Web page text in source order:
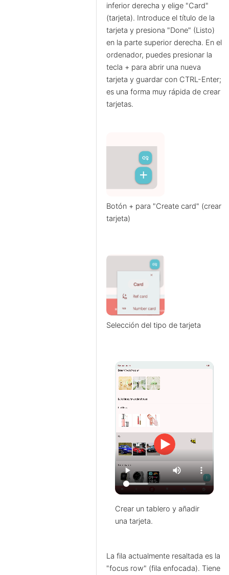
inferior derecha y elige "Card"
(tarjeta). Introduce el título de la
tarjeta y presiona "Done" (Listo)
en la parte superior derecha. En el
ordenador, puedes presionar la
tecla + para abrir una nueva
tarjeta y guardar con CTRL-Enter;
es una forma muy rápida de crear
tarjetas.
Botón + para "Create card" (crear
tarjeta)
Selección del tipo de tarjeta
Crear un tablero y añadir
una tarjeta.
La fila actualmente resaltada es la
"focus row" (fila enfocada). Tiene